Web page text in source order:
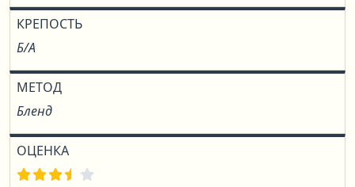
КРЕПОСТЬ
Б/А
МЕТОД
Бленд
ОЦЕНКА